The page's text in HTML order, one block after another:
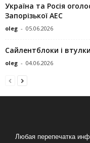
Україна та Росія
Запорізької АЕС
oleg - 05.06.2026
Сайлентблоки і
oleg - 04.06.2026
Любая перепечатка